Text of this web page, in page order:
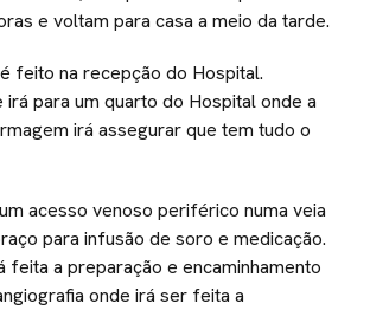
e voltam para casa a meio da tarde.
feito na recepção do Hospital.
para um quarto do Hospital onde a
irá assegurar que tem tudo o
acesso venoso periférico numa veia
para infusão de soro e medicação.
feita a preparação e encaminhamento
onde irá ser feita a